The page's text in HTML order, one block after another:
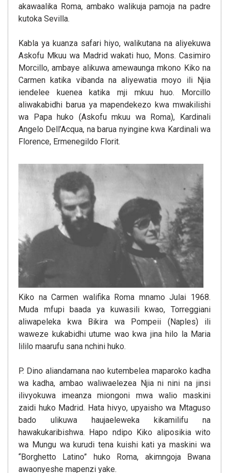
akawaalika Roma, ambako walikuja pamoja na padre
kutoka Sevilla.
Kabla ya kuanza safari hiyo, walikutana na aliyekuwa
Askofu Mkuu wa Madrid wakati huo, Mons. Casimiro
Morcillo, ambaye alikuwa amewaunga mkono Kiko na
Carmen katika vibanda na aliyewatia moyo ili Njia
iendelee kuenea katika mji mkuu huo. Morcillo
aliwakabidhi barua ya mapendekezo kwa mwakilishi
wa Papa huko (Askofu mkuu wa Roma), Kardinali
Angelo Dell’Acqua, na barua nyingine kwa Kardinali wa
Florence, Ermenegildo Florit.
Kiko na Carmen walifika Roma mnamo Julai 1968.
Muda mfupi baada ya kuwasili kwao, Torreggiani
aliwapeleka kwa Bikira wa Pompeii (Naples) ili
waweze kukabidhi utume wao kwa jina hilo la Maria
lililo maarufu sana nchini huko.
P. Dino aliandamana nao kutembelea maparoko kadha
wa kadha, ambao waliwaelezea Njia ni nini na jinsi
ilivyokuwa imeanza miongoni mwa walio maskini
zaidi huko Madrid. Hata hivyo, upyaisho wa Mtaguso
bado ulikuwa haujaeleweka kikamilifu na
hawakukaribishwa. Hapo ndipo Kiko aliposikia wito
wa Mungu wa kurudi tena kuishi kati ya maskini wa
“Borghetto Latino” huko Roma, akimngoja Bwana
awaonyeshe mapenzi yake.